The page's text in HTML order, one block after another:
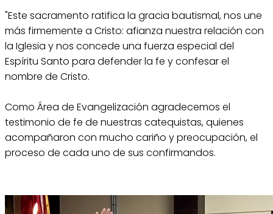
"Este sacramento ratifica la gracia bautismal, nos une
más firmemente a Cristo: afianza nuestra relación con
la Iglesia y nos concede una fuerza especial del
Espíritu Santo para defender la fe y confesar el
nombre de Cristo.
Como Área de Evangelización agradecemos el
testimonio de fe de nuestras catequistas, quienes
acompañaron con mucho cariño y preocupación, el
proceso de cada uno de sus confirmandos.